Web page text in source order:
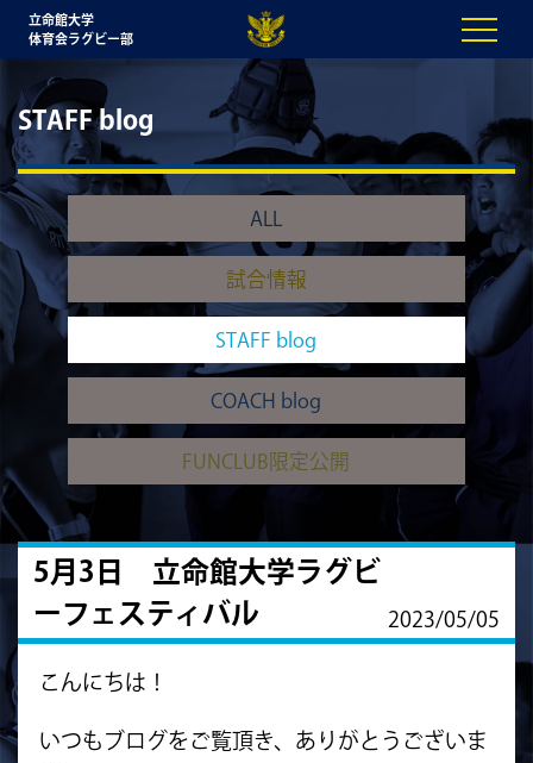
立命館大学
体育会ラグビー部
STAFF blog
ALL
試合情報
STAFF blog
COACH blog
FUNCLUB限定公開
5月3日 立命館大学ラグビ
ーフェスティバル
2023/05/05
こんにちは！
いつもブログをご覧頂き、ありがとうございま